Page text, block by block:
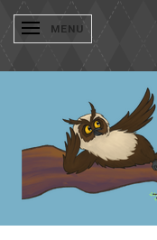
SKIFTE NAVIGATION
MENU